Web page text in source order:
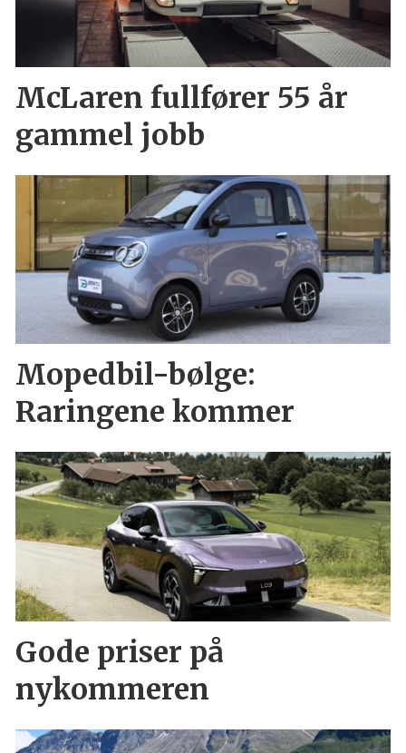
McLaren fullfører 55 år
gammel jobb
Mopedbil-bølge:
Raringene kommer
Gode priser på
nykommeren